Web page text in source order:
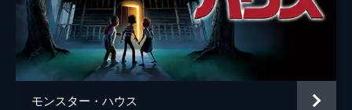
モンスター・ハウス